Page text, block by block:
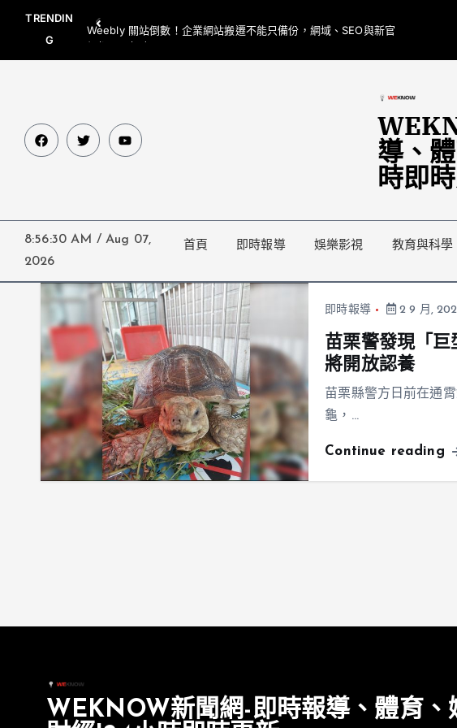
TRENDIN
G
Weebly 關站倒數！企業網站搬遷不能只備份，網域、SEO與新官
網都要一起處理
翁曉玲喊
導、
時即
8:56:30 AM / Aug 07,
2026
首頁 即時報導 娛樂影視 教育與科學
即時報導 2 9 月,
苗栗警發現「
將開放認養
苗栗縣警方日前在通
龜，…
Continue reading
WEKNOW新聞網-即時報導、體育、